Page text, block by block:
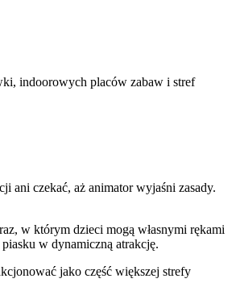
indoorowych placów zabaw i stref
ani czekać, aż animator wyjaśni zasady.
w którym dzieci mogą własnymi rękami
w dynamiczną atrakcję.
jako część większej strefy